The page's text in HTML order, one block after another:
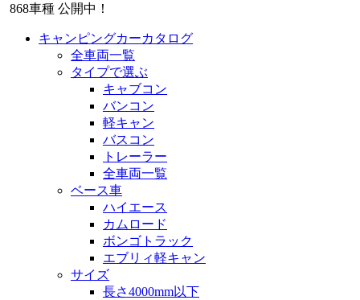
868車種 公開中！
キャンピングカーカタログ
全車両一覧
タイプで選ぶ
キャブコン
バンコン
軽キャン
バスコン
トレーラー
全車両一覧
ベース車
ハイエース
カムロード
ボンゴトラック
エブリィ軽キャン
サイズ
長さ4000mm以下